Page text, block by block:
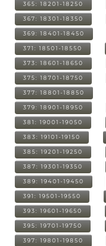
365: 18201-18250
367: 18301-18350
369: 18401-18450
371: 18501-18550
373: 18601-18650
375: 18701-18750
377: 18801-18850
379: 18901-18950
381: 19001-19050
383: 19101-19150
385: 19201-19250
387: 19301-19350
389: 19401-19450
391: 19501-19550
393: 19601-19650
395: 19701-19750
397: 19801-19850